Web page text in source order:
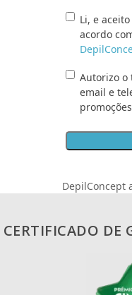
Li,
aceito
tratamento
dos
dados
acordo
com
Política
de
da
privacidade/"
Li, e
acordo
Autorizo
tratamento
dados
nome,
e
telefone
envio
de
promoções
Autorizo o
email e
next
DepilConcept
CERTIFICADO DE